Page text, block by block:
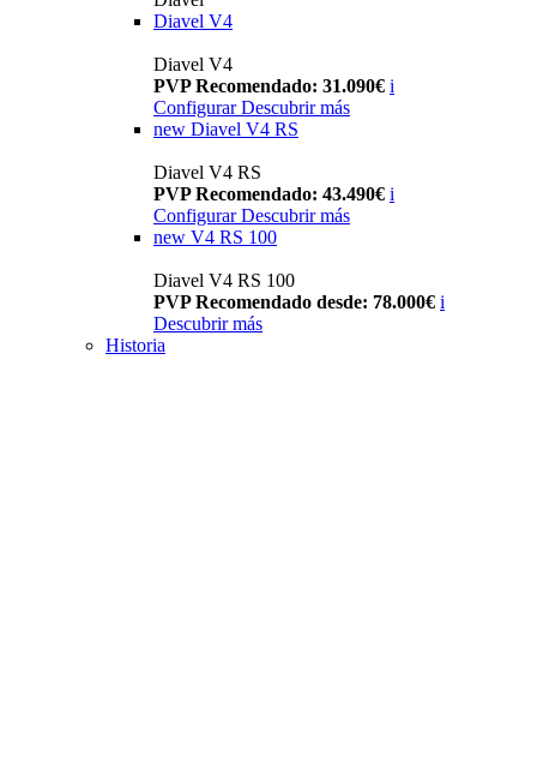
Diavel V4
Diavel V4
PVP Recomendado: 31.090€ i
Configurar Descubrir más
new Diavel V4 RS
Diavel V4 RS
PVP Recomendado: 43.490€ i
Configurar Descubrir más
new V4 RS 100
Diavel V4 RS 100
PVP Recomendado desde: 78.000€ i
Descubrir más
Historia